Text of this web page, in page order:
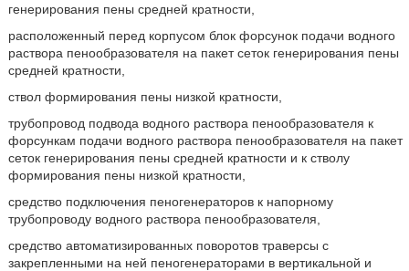
генерирования пены средней кратности,
расположенный перед корпусом блок форсунок подачи водного
раствора пенообразователя на пакет сеток генерирования пены
средней кратности,
ствол формирования пены низкой кратности,
трубопровод подвода водного раствора пенообразователя к
форсункам подачи водного раствора пенообразователя на пакет
сеток генерирования пены средней кратности и к стволу
формирования пены низкой кратности,
средство подключения пеногенераторов к напорному
трубопроводу водного раствора пенообразователя,
средство автоматизированных поворотов траверсы с
закрепленными на ней пеногенераторами в вертикальной и